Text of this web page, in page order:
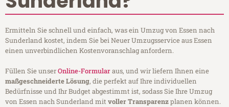
Ermitteln Sie schnell und einfach, was ein Umzug von Essen nach
Sunderland kostet, indem Sie bei Neuer Umzugsservice aus Essen
einen unverbindlichen Kostenvoranschlag anfordern.
Füllen Sie unserOnline-Formularaus, und wir liefern Ihnen eine
maßgeschneiderte Lösung, die perfekt auf Ihre individuellen
Bedürfnisse und Ihr Budget abgestimmt ist, sodass Sie Ihre Umzug
von Essen nach Sunderland mitvoller Transparenzplanen können.